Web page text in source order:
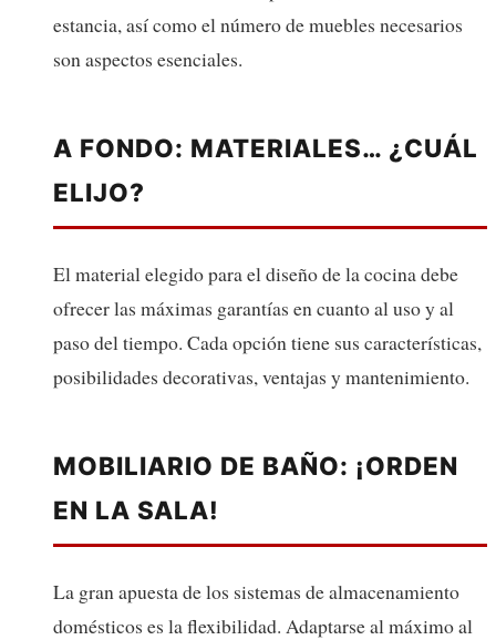
estancia, así como el número de muebles necesarios
son aspectos esenciales.
A FONDO: MATERIALES… ¿CUÁL
ELIJO?
El material elegido para el diseño de la cocina debe
ofrecer las máximas garantías en cuanto al uso y al
paso del tiempo. Cada opción tiene sus características,
posibilidades decorativas, ventajas y mantenimiento.
MOBILIARIO DE BAÑO: ¡ORDEN
EN LA SALA!
La gran apuesta de los sistemas de almacenamiento
domésticos es la flexibilidad. Adaptarse al máximo al